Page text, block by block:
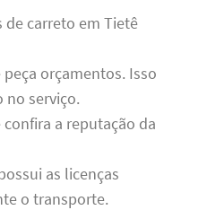
de carreto em Tietê
peça orçamentos. Isso
no serviço.
a reputação da
as licenças
o transporte.